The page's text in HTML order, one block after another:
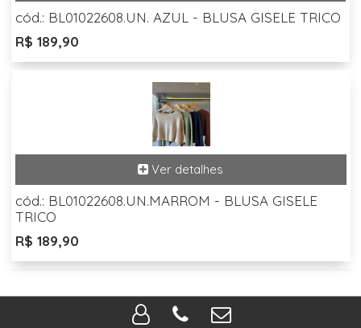
cód.: BL01022608.UN. AZUL - BLUSA GISELE TRICO
R$ 189,90
cód.: BL01022608.UN.MARROM - BLUSA GISELE
TRICO
R$ 189,90